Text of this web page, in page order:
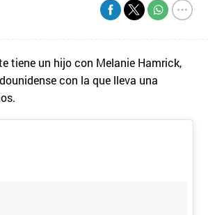
tiene un hijo con Melanie Hamrick,
con la que lleva una